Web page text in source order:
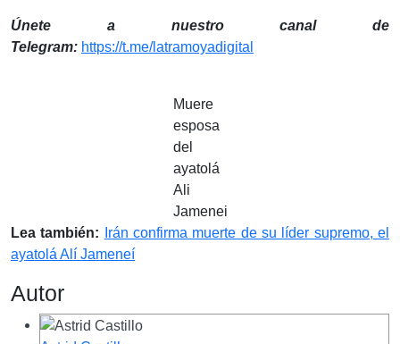
Únete a nuestro canal de
Telegram: https://t.me/latramoyadigital
Muere
esposa
del
ayatolá
Ali
Jamenei
Lea también:
Irán confirma muerte de su líder supremo, el
ayatolá Alí Jameneí
Autor